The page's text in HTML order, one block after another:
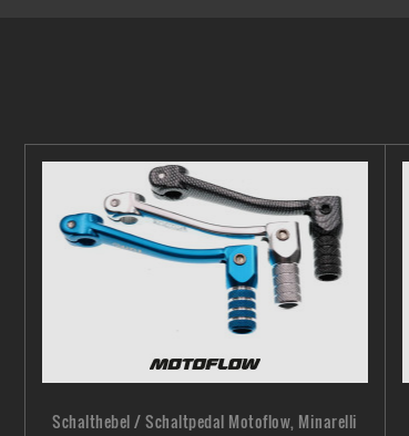
Schalthebel / Schaltpedal Motoflow, Minarelli